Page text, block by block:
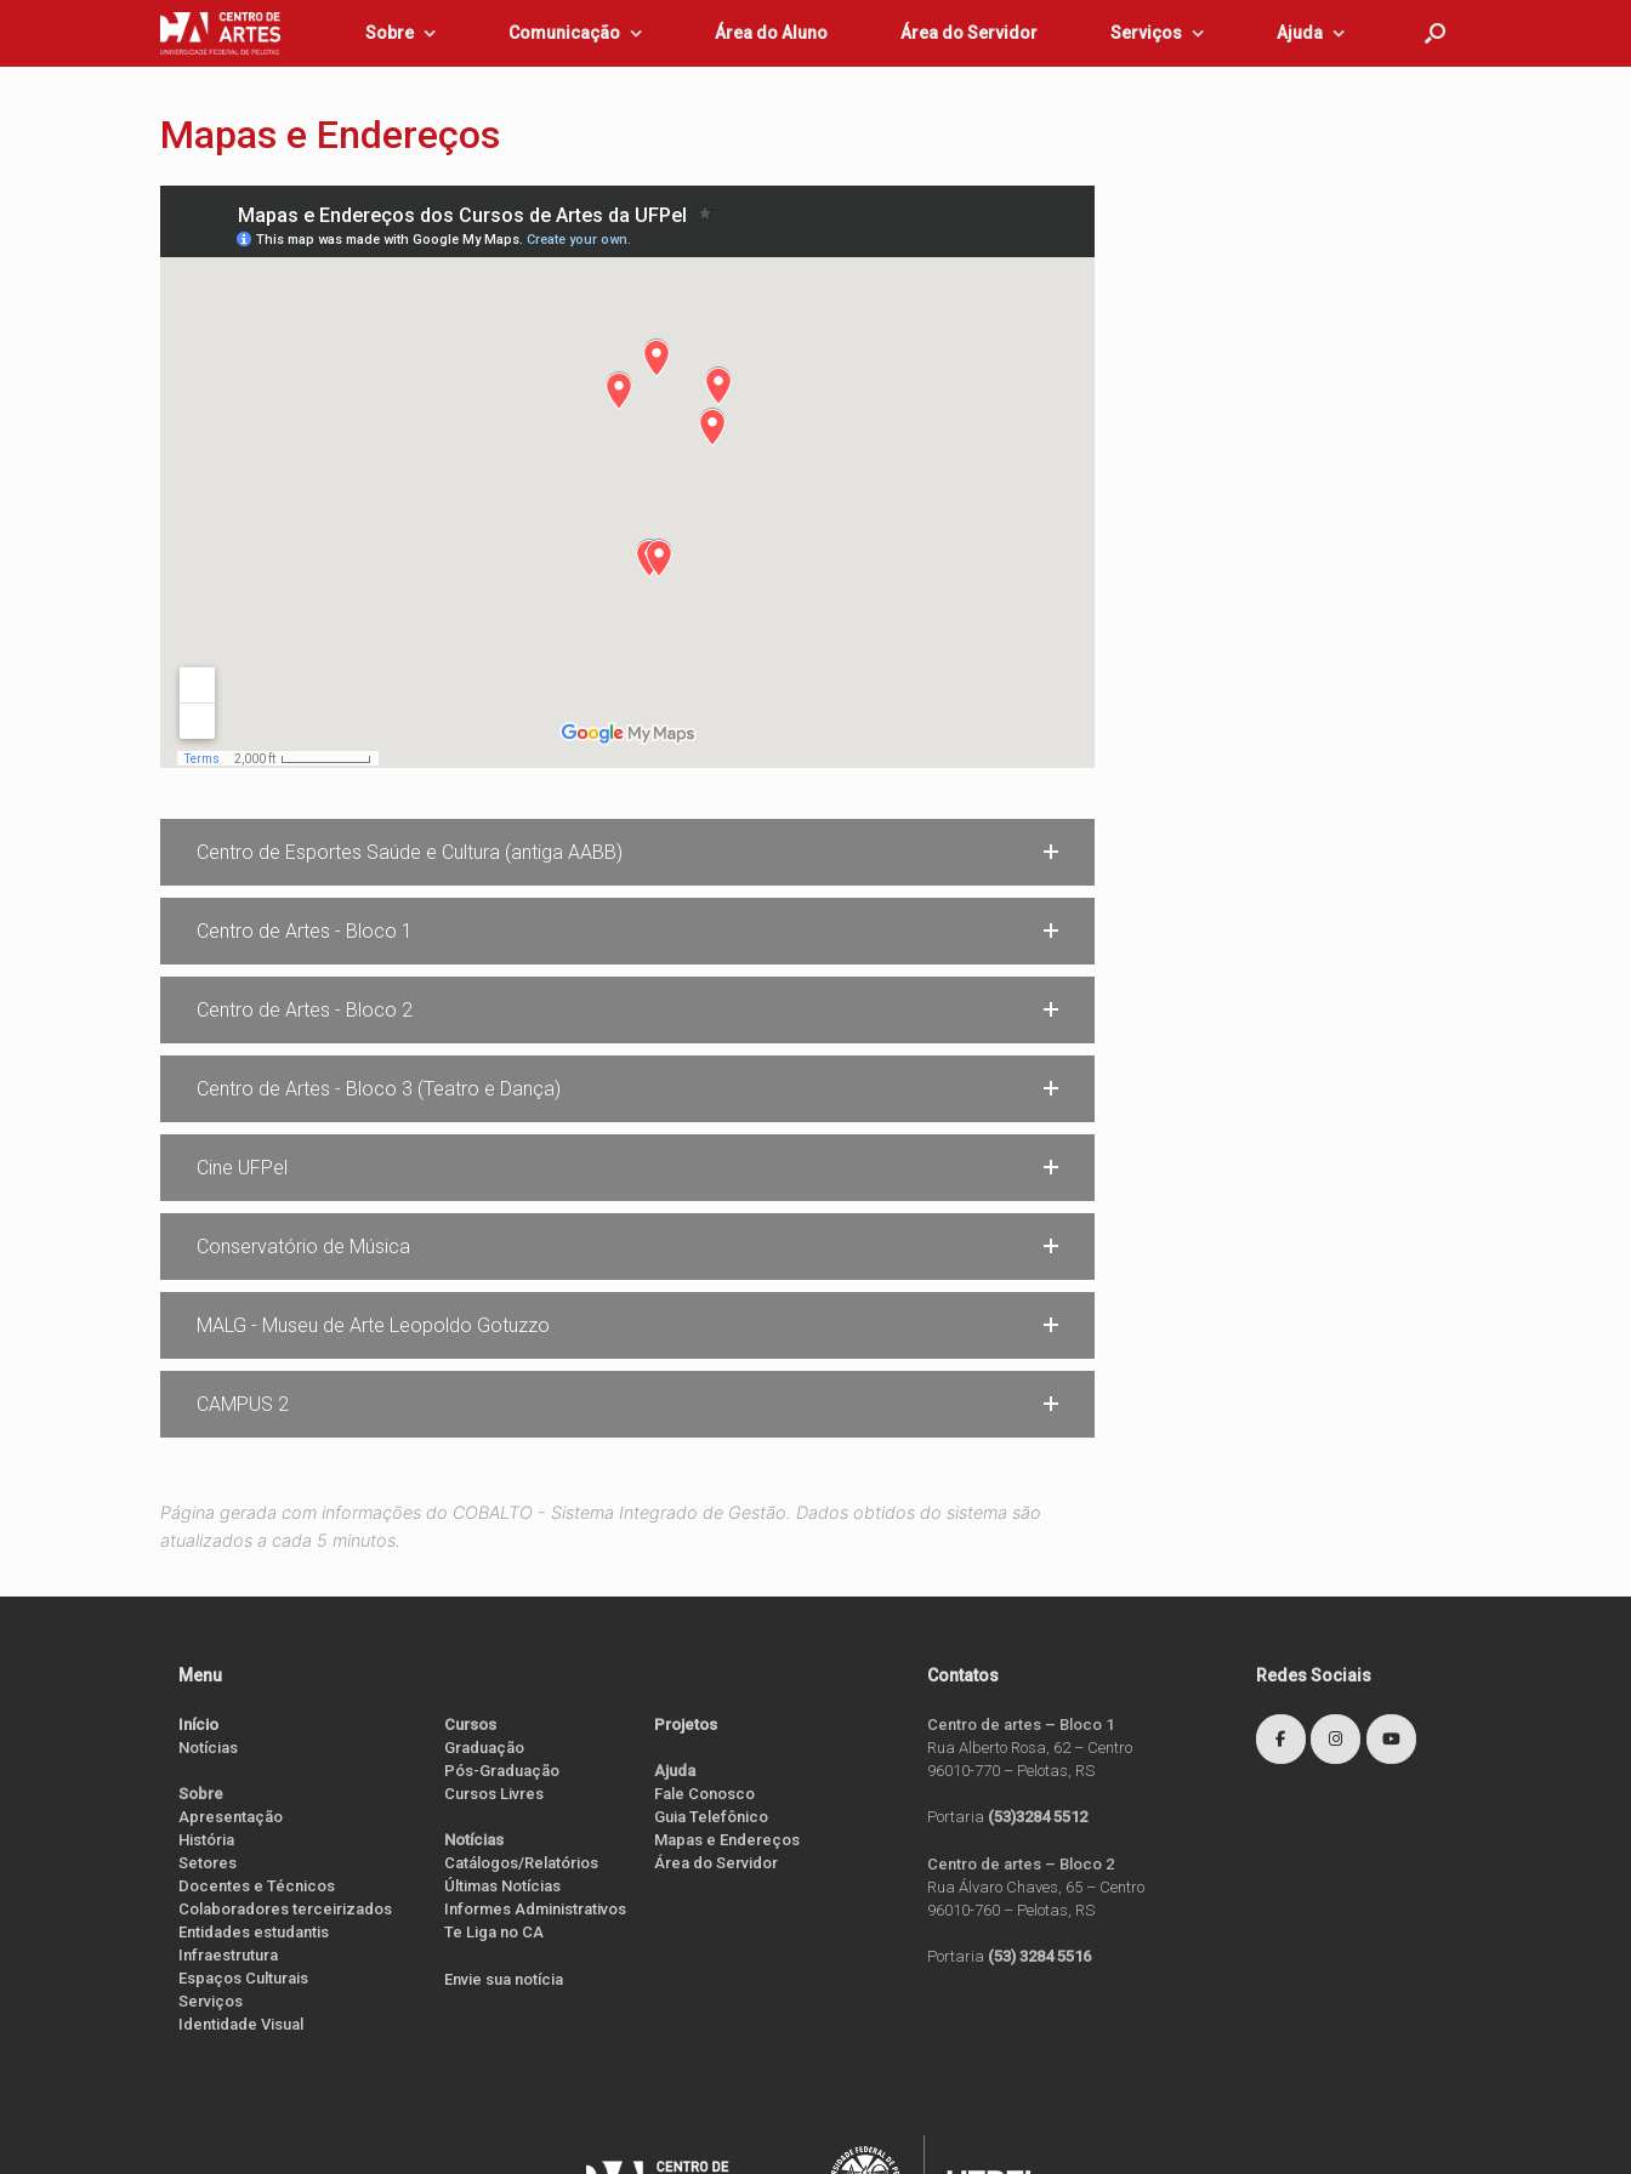
Sobre Comunicação Área do Aluno Área do Servidor Serviços Ajuda
Mapas e Endereços
Centro de Esportes Saúde e Cultura (antiga AABB)
Centro de Artes - Bloco 1
Centro de Artes - Bloco 2
Centro de Artes - Bloco 3 (Teatro e Dança)
Cine UFPel
Conservatório de Música
MALG - Museu de Arte Leopoldo Gotuzzo
CAMPUS 2
Página gerada com informações do COBALTO - Sistema Integrado de Gestão. Dados obtidos do sistema são
atualizados a cada 5 minutos.
Menu
Início
Notícias
Sobre
Apresentação
História
Setores
Docentes e Técnicos
Colaboradores terceirizados
Entidades estudantis
Infraestrutura
Espaços Culturais
Serviços
Identidade Visual
Cursos
Graduação
Pós-Graduação
Cursos Livres
Notícias
Catálogos/Relatórios
Últimas Notícias
Informes Administrativos
Te Liga no CA
Envie sua notícia
Projetos
Ajuda
Fale Conosco
Guia Telefônico
Mapas e Endereços
Área do Servidor
Contatos
Centro de artes – Bloco 1
Rua Alberto Rosa, 62 – Centro
96010-770 – Pelotas, RS
Portaria (53)3284 5512
Centro de artes – Bloco 2
Rua Álvaro Chaves, 65 – Centro
96010-760 – Pelotas, RS
Portaria (53) 3284 5516
Redes Sociais